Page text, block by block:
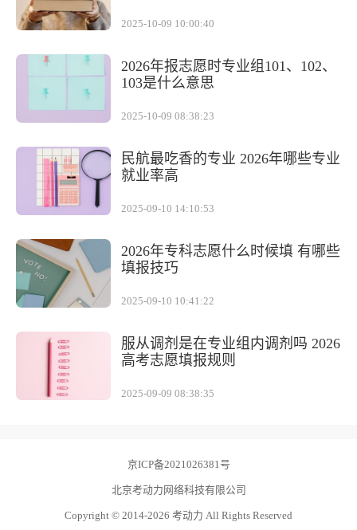
2025-10-09 10:00:40
2026年报志愿时专业组101、102、
103是什么意思
2025-10-09 08:38:23
民航最吃香的专业 2026年哪些专业
就业率高
2025-09-10 14:10:53
2026年专科志愿什么时候填 有哪些
填报技巧
2025-09-10 10:41:22
服从调剂是在专业组内调剂吗 2026
高考志愿填报规则
2025-09-09 08:38:35
京ICP备2021026381号
北京考动力网络科技有限公司
Copyright © 2014-2026 考动力 All Rights Reserved